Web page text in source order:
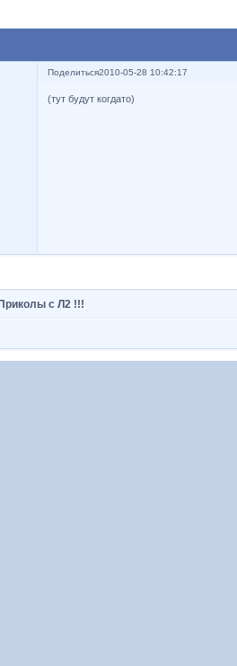
Поделиться2010-05-28 10:42:17
(тут будут когдато)
Приколы с Л2 !!!